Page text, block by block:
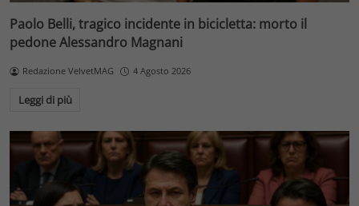
Paolo Belli, tragico incidente in bicicletta: morto il
pedone Alessandro Magnani
Redazione VelvetMAG 4 Agosto 2026
Leggi di più